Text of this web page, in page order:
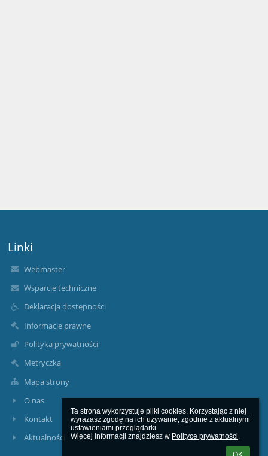
Ta strona wykorzystuje pliki cookies. Korzystając z niej
wyrażasz zgodę na ich używanie, zgodnie z aktualnymi
ustawieniami przeglądarki.
Więcej informacji znajdziesz w Polityce prywatności.
Linki
Webmaster
Wsparcie techniczne
Deklaracja dostępności
Informacje prawne
Polityka prywatności
Metryczka
Mapa strony
O nas
Kontakt
Aktualności